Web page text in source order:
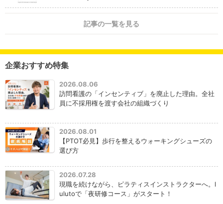
記事の一覧を見る
企業おすすめ特集
2026.08.06
訪問看護の「インセンティブ」を廃止した理由。全社
員に不採用権を渡す会社の組織づくり
2026.08.01
【PTOT必見】歩行を整えるウォーキングシューズの
選び方
2026.07.28
現職を続けながら、ピラティスインストラクターへ。l
ulutoで「夜研修コース」がスタート！